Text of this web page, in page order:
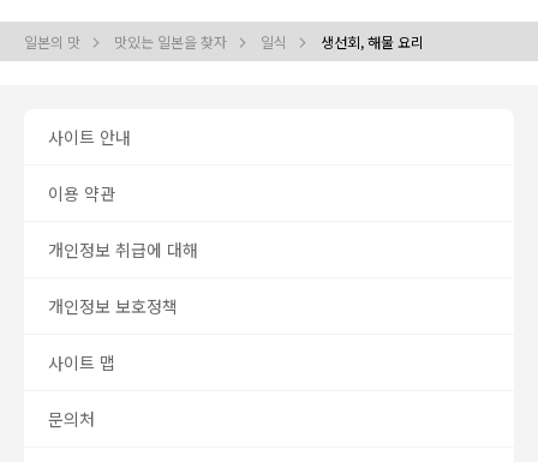
일본의 맛 맛있는 일본을 찾자 일식 생선회, 해물 요리
사이트 안내
이용 약관
개인정보 취급에 대해
개인정보 보호정책
사이트 맵
문의처